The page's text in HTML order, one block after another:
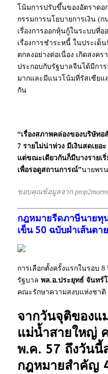
โน้มการปรับขึ้นของอัตราดอ
กรรมการนโยบายการเงิน (
เรื่องการออกหุ้นกู้ในระบบที่
เรื่องการชำระหนี้ ในประเด็
ตกลงอย่างต่อเนื่อง เกิดสงค
ประกอบกับรัฐบาลจีนได้มีกา
มากและมีแนวโน้มที่รัสเซีย
กัน
“เรื่องสภาพคล่องของบริษัท
7 รายไม่น่าห่วง มีเงินสดเย
แต่ขณะเดียวกันก็มีบางรายเ
เพื่อรอดูสถานการณ์”นายพร
ขอบคุณข้อมูลจาก
กฎหมายรีดภาษีนายทุ
เข็น 50 ฉบับฝ่าเส้นต
การเลือกตั้งครั้งแรกในรอบ 8
รัฐบาล พล.อ.ประยุทธ์ จันทร์
คณะรักษาความสงบแห่งชา
จากวันจุติของแ
แม่น้ำสายใหญ่
พ.ค. 57 ถึงวันนี้
กฎหมายสำคัญ